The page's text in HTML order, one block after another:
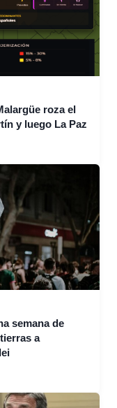
roza el
y luego La Paz
semana de
a